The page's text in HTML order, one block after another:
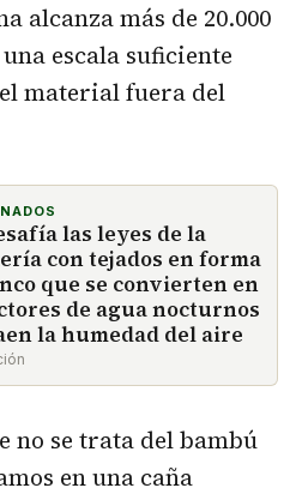
alcanza más de 20.000
escala suficiente
material fuera del
las leyes de la
con tejados en forma
que se convierten en
de agua nocturnos
la humedad del aire
no se trata del bambú
en una caña